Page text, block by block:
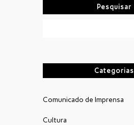
Pesquisar
Categorias
Comunicado de Imprensa
Cultura